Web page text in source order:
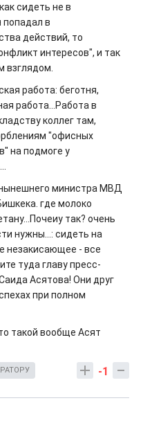
сидеть не в
попадал в
действий, то
интересов", и так
взглядом.
работа: беготня,
работа...Работа в
коллег там,
"офисных
на подмоге у
министра МВД
где молоко
так? очень
нужны...: сидеть на
незакисающее - все
туда главу пресс-
Асятова! Они друг
при полном
такой вообще Асят
-1